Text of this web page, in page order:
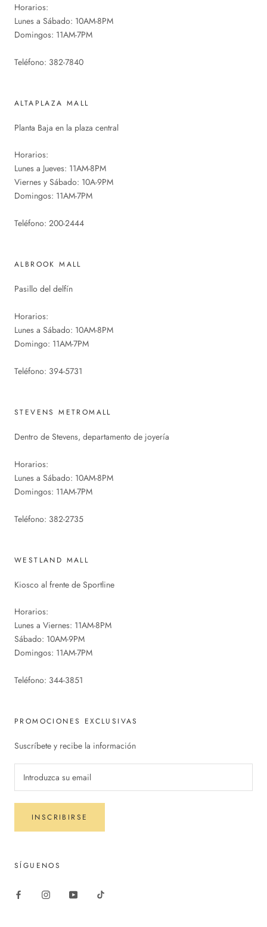
Horarios:
Lunes a Sábado: 10AM-8PM
Domingos: 11AM-7PM
Teléfono: 382-7840
ALTAPLAZA MALL
Planta Baja en la plaza central
Horarios:
Lunes a Jueves: 11AM-8PM
Viernes y Sábado: 10A-9PM
Domingos: 11AM-7PM
Teléfono: 200-2444
ALBROOK MALL
Pasillo del delfín
Horarios:
Lunes a Sábado: 10AM-8PM
Domingo: 11AM-7PM
Teléfono: 394-5731
STEVENS METROMALL
Dentro de Stevens, departamento de joyería
Horarios:
Lunes a Sábado: 10AM-8PM
Domingos: 11AM-7PM
Teléfono: 382-2735
WESTLAND MALL
Kiosco al frente de Sportline
Horarios:
Lunes a Viernes: 11AM-8PM
Sábado: 10AM-9PM
Domingos: 11AM-7PM
Teléfono: 344-3851
PROMOCIONES EXCLUSIVAS
Suscríbete y recibe la información
INSCRIBIRSE
SÍGUENOS